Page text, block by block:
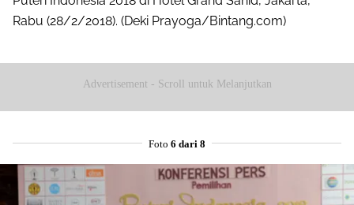
Rabu (28/2/2018). (Deki Prayoga/Bintang.com)
Advertisement - Scroll untuk Melanjutkan
Foto 6 dari 8